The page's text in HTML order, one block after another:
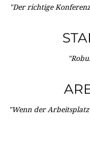
"Der richtige
"Wenn der